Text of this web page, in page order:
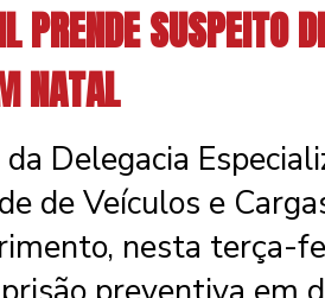
PRENDE SUSPEITO
NATAL
Delegacia
de Veículos e
nesta terça-